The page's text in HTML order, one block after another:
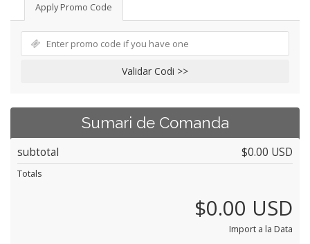
Apply Promo Code
Validar Codi >>
Sumari de Comanda
subtotal $0.00 USD
Totals
$0.00 USD
Import a la Data